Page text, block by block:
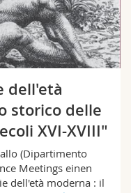
dell'età
storico delle
XVI-XVIII"
(Dipartimento
Meetings einen
dell'età moderna : il